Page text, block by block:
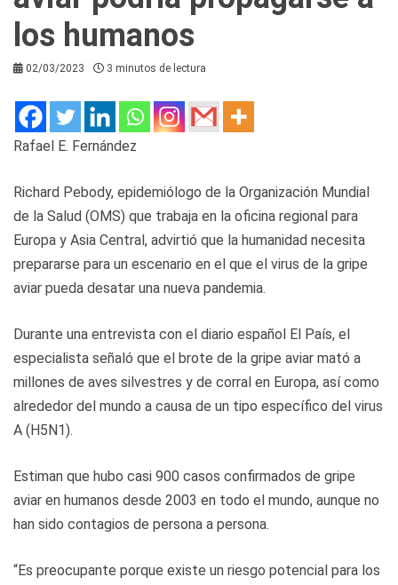
los humanos
02/03/2023 3 minutos de lectura
Rafael E. Fernández
Richard Pebody, epidemiólogo de la Organización Mundial
de la Salud (OMS) que trabaja en la oficina regional para
Europa y Asia Central, advirtió que la humanidad necesita
prepararse para un escenario en el que el virus de la gripe
aviar pueda desatar una nueva pandemia.
Durante una entrevista con el diario español El País, el
especialista señaló que el brote de la gripe aviar mató a
millones de aves silvestres y de corral en Europa, así como
alrededor del mundo a causa de un tipo específico del virus
A (H5N1).
Estiman que hubo casi 900 casos confirmados de gripe
aviar en humanos desde 2003 en todo el mundo, aunque no
han sido contagios de persona a persona.
“Es preocupante porque existe un riesgo potencial para los